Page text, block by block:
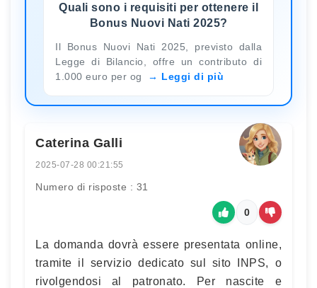
Quali sono i requisiti per ottenere il
Bonus Nuovi Nati 2025?
Il Bonus Nuovi Nati 2025, previsto dalla
Legge di Bilancio, offre un contributo di
1.000 euro per og
Leggi di più
Caterina Galli
2025-07-28 00:21:55
Numero di risposte : 31
0
La domanda dovrà essere presentata online,
tramite il servizio dedicato sul sito INPS, o
rivolgendosi al patronato. Per nascite e